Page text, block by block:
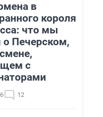
в
короля
что мы
о Печерском,
с
12